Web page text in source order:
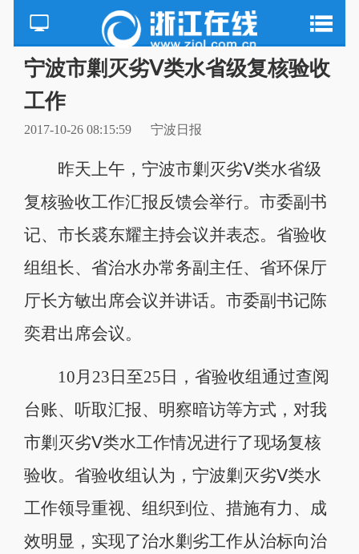
宁波市剿灭劣Ⅴ类水省级复核验收
工作
2017-10-26 08:15:59 宁波日报
昨天上午，宁波市剿灭劣Ⅴ类水省级
复核验收工作汇报反馈会举行。市委副书
记、市长裘东耀主持会议并表态。省验收
组组长、省治水办常务副主任、省环保厅
厅长方敏出席会议并讲话。市委副书记陈
奕君出席会议。
10月23日至25日，省验收组通过查阅
台账、听取汇报、明察暗访等方式，对我
市剿灭劣Ⅴ类水工作情况进行了现场复核
验收。省验收组认为，宁波剿灭劣Ⅴ类水
工作领导重视、组织到位、措施有力、成
效明显，实现了治水剿劣工作从治标向治